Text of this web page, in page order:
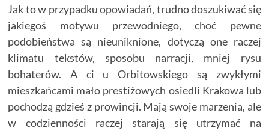
Jak to w przypadku opowiadań, trudno doszukiwać się
jakiegoś motywu przewodniego, choć pewne
podobieństwa są nieuniknione, dotyczą one raczej
klimatu tekstów, sposobu narracji, mniej rysu
bohaterów. A ci u Orbitowskiego są zwykłymi
mieszkańcami mało prestiżowych osiedli Krakowa lub
pochodzą gdzieś z prowincji. Mają swoje marzenia, ale
w codzienności raczej starają się utrzymać na